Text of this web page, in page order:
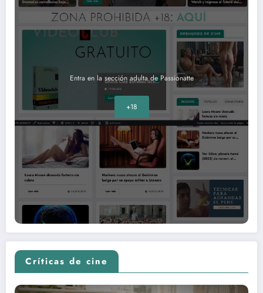
Entra en la sección adulta de Passionatte
+18
Críticas de cine